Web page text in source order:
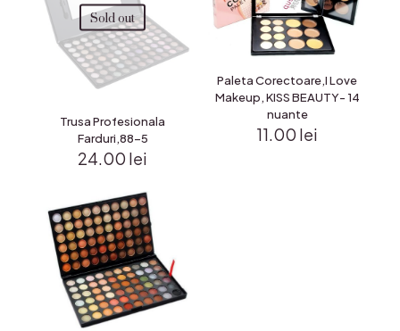
Sold out
Trusa Profesionala
Farduri,88-5
24.00 lei
Paleta Corectoare,I Love
Makeup, KISS BEAUTY- 14
nuante
11.00 lei